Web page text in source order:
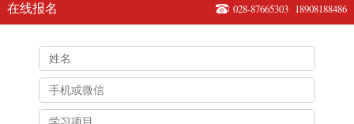
在线报名 028-87665303 18908188486